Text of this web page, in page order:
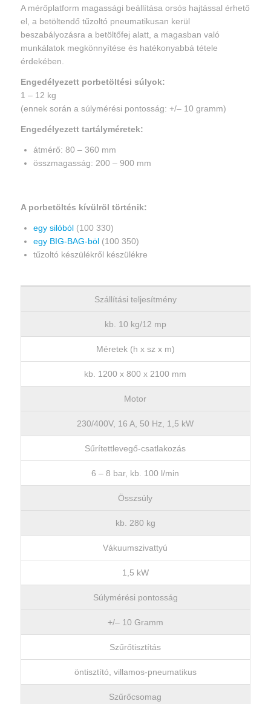
A mérőplatform magassági beállítása orsós hajtással érhető
el, a betöltendő tűzoltó pneumatikusan kerül
beszabályozásra a betöltőfej alatt, a magasban való
munkálatok megkönnyítése és hatékonyabbá tétele
érdekében.
Engedélyezett porbetöltési súlyok:
1 – 12 kg
(ennek során a súlymérési pontosság: +/– 10 gramm)
Engedélyezett tartályméretek:
átmérő: 80 – 360 mm
összmagasság: 200 – 900 mm
A porbetöltés kívülröl történik:
egy silóból(100 330)
egy BIG-BAG-böl (100 350)
tűzoltó készülékről készülékre
Szállítási teljesítmény
kb. 10 kg/12 mp
Méretek (h x sz x m)
kb. 1200 x 800 x 2100 mm
Motor
230/400V, 16 A, 50 Hz, 1,5 kW
Sűrítettlevegő-csatlakozás
6 – 8 bar, kb. 100 l/min
Összsúly
kb. 280 kg
Vákuumszivattyú
1,5 kW
Súlymérési pontosság
+/– 10 Gramm
Szűrőtisztítás
öntisztító, villamos-pneumatikus
Szűrőcsomag